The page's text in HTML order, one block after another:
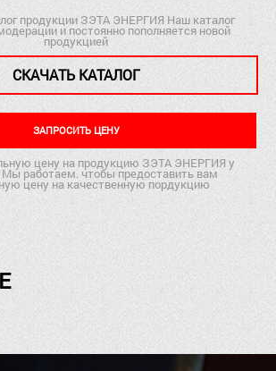
продукции ЗЭТА ЭНЕРГИЯ Наш каталог
и постоянно пополняется новой
продукцией
СКАЧАТЬ КАТАЛОГ
ЗАПРОСИТЬ ЦЕНУ
цену на продукцию ЗЭТА ЭНЕРГИЯ у
работаем. чтобы предоставить вам
цену на качественную пордукцию